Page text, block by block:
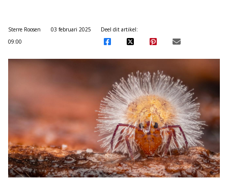
Sterre Roosen
03 februari 2025
09:00
Deel dit artikel: